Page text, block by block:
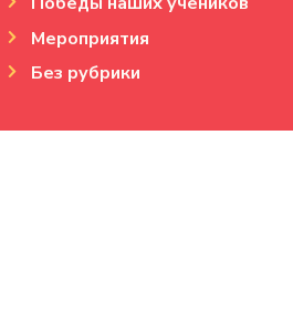
Мероприятия
Без рубрики